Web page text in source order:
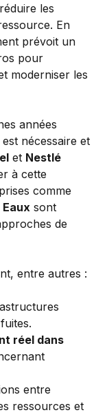
les
En
prévoit un
pour
moderniser les
années
nécessaire et
et Nestlé
à cette
comme
Eaux sont
de
entre autres :
réel dans
entre
ressources et